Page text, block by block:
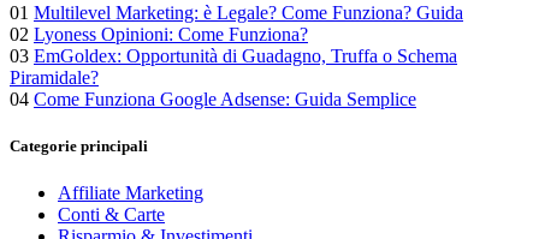
01 Multilevel Marketing: è Legale? Come Funziona? Guida
02 Lyoness Opinioni: Come Funziona?
03 EmGoldex: Opportunità di Guadagno, Truffa o Schema
Piramidale?
04 Come Funziona Google Adsense: Guida Semplice
Categorie principali
Affiliate Marketing
Conti & Carte